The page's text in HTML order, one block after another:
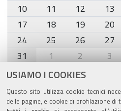
USIAMO I COOKIES
Questo sito utilizza cookie tecnici
delle pagine, e cookie di profilazione di
10
11 12 13
17
18 19 20
24
25 26 27
31
1 2 3
Agenda eventi